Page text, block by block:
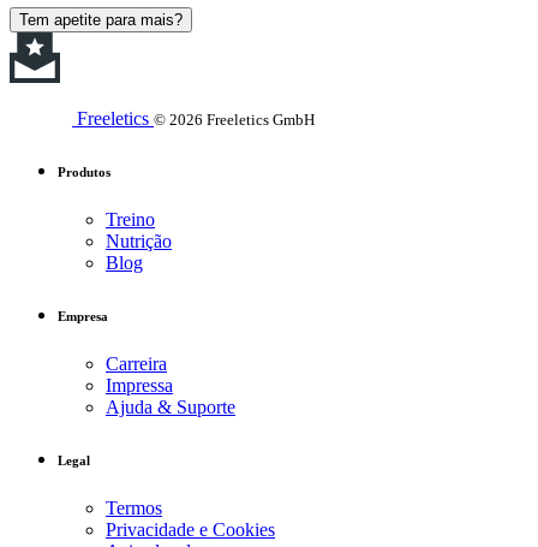
Tem apetite para mais?
Freeletics © 2026 Freeletics GmbH
Produtos
Treino
Nutrição
Blog
Empresa
Carreira
Impressa
Ajuda & Suporte
Legal
Termos
Privacidade e Cookies